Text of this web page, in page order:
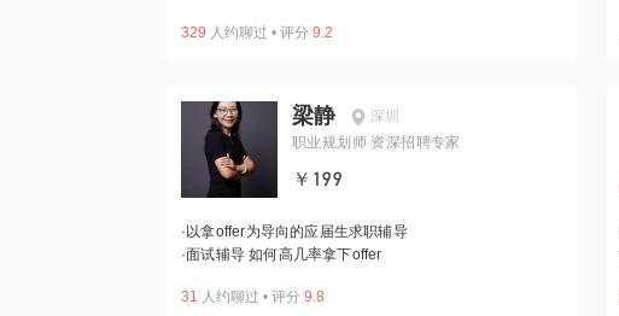
329 人约聊过 • 评分 9.2
梁静
深圳
职业规划师 资深招聘专家
￥199
· 以拿offer为导向的应届生求职辅导
·面试辅导 如何高几率拿下offer
31 人约聊过 • 评分 9.8